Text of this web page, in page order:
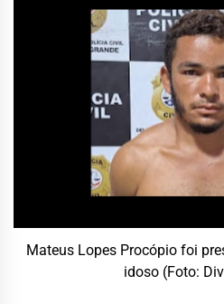
Mateus Lopes Procópio foi
idoso (Foto: